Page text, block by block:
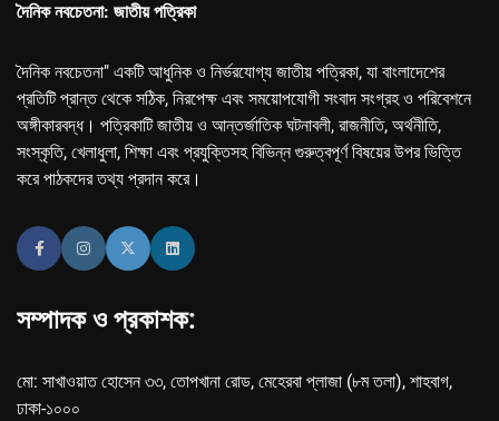
দৈনিক নবচেতনা: জাতীয় পত্রিকা
দৈনিক নবচেতনা" একটি আধুনিক ও নির্ভরযোগ্য জাতীয় পত্রিকা, যা বাংলাদেশের
প্রতিটি প্রান্ত থেকে সঠিক, নিরপেক্ষ এবং সময়োপযোগী সংবাদ সংগ্রহ ও পরিবেশনে
অঙ্গীকারবদ্ধ। পত্রিকাটি জাতীয় ও আন্তর্জাতিক ঘটনাবলী, রাজনীতি, অর্থনীতি,
সংস্কৃতি, খেলাধুলা, শিক্ষা এবং প্রযুক্তিসহ বিভিন্ন গুরুত্বপূর্ণ বিষয়ের উপর ভিত্তি
করে পাঠকদের তথ্য প্রদান করে।
সম্পাদক ও প্রকাশক:
মো: সাখাওয়াত হোসেন ৩৩, তোপখানা রোড, মেহেরবা প্লাজা (৮ম তলা), শাহবাগ,
ঢাকা-১০০০